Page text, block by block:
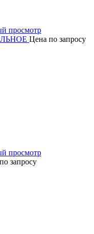
просмотр
Цена по запросу
просмотр
запросу